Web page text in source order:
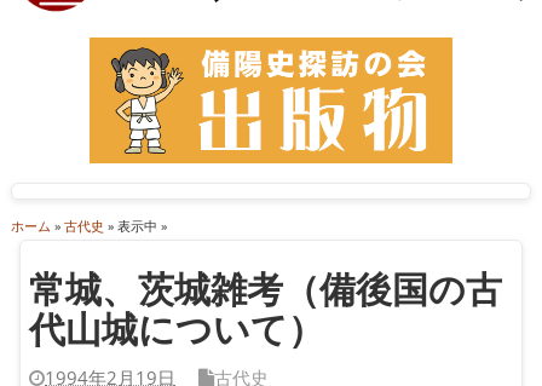
ホーム » 古代史 » 表示中 »
常城、茨城雑考（備後国の古
代山城について）
1994年2月19日 古代史